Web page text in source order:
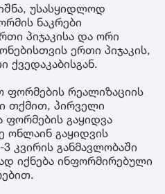
უსასყიდლოდ
ნაკრები
პიჯაკისა და ორი
ერთი პიჯაკის,
ფორმების რეალიზაციის
თქმით, პირველი
ფორმების გაყიდვა
ონლაინ გაყიდვის
კვირის განმავლობაში
იქნება ინფორმირებული